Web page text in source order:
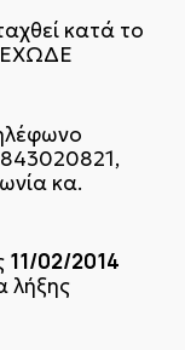
κατά το
κα.
11/02/2014
λήξης